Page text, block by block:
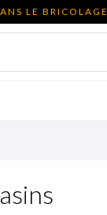
LE BRICOLAGE